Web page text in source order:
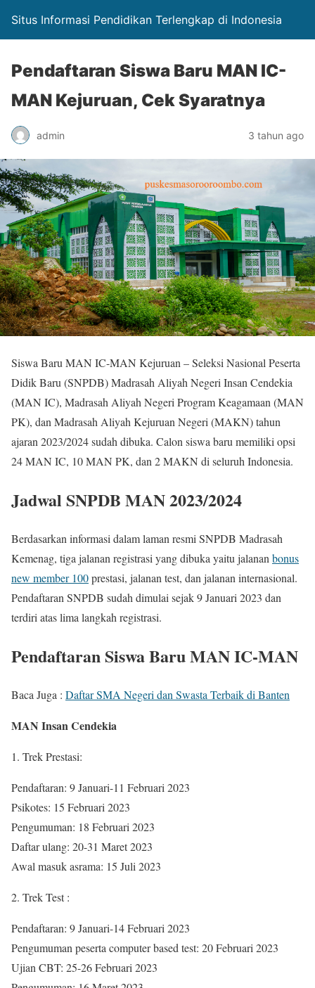
Situs Informasi Pendidikan Terlengkap di Indonesia
Pendaftaran Siswa Baru MAN IC-
MAN Kejuruan, Cek Syaratnya
admin 3 tahun ago
Siswa Baru MAN IC-MAN Kejuruan – Seleksi Nasional Peserta
Didik Baru (SNPDB) Madrasah Aliyah Negeri Insan Cendekia
(MAN IC), Madrasah Aliyah Negeri Program Keagamaan (MAN
PK), dan Madrasah Aliyah Kejuruan Negeri (MAKN) tahun
ajaran 2023/2024 sudah dibuka. Calon siswa baru memiliki opsi
24 MAN IC, 10 MAN PK, dan 2 MAKN di seluruh Indonesia.
Jadwal SNPDB MAN 2023/2024
Berdasarkan informasi dalam laman resmi SNPDB Madrasah
Kemenag, tiga jalanan registrasi yang dibuka yaitu jalanan bonus
new member 100prestasi, jalanan test, dan jalanan internasional.
Pendaftaran SNPDB sudah dimulai sejak 9 Januari 2023 dan
terdiri atas lima langkah registrasi.
Pendaftaran Siswa Baru MAN IC-MAN
Baca Juga : Daftar SMA Negeri dan Swasta Terbaik di Banten
MAN Insan Cendekia
1. Trek Prestasi:
Pendaftaran: 9 Januari-11 Februari 2023
Psikotes: 15 Februari 2023
Pengumuman: 18 Februari 2023
Daftar ulang: 20-31 Maret 2023
Awal masuk asrama: 15 Juli 2023
2. Trek Test :
Pendaftaran: 9 Januari-14 Februari 2023
Pengumuman peserta computer based test: 20 Februari 2023
Ujian CBT: 25-26 Februari 2023